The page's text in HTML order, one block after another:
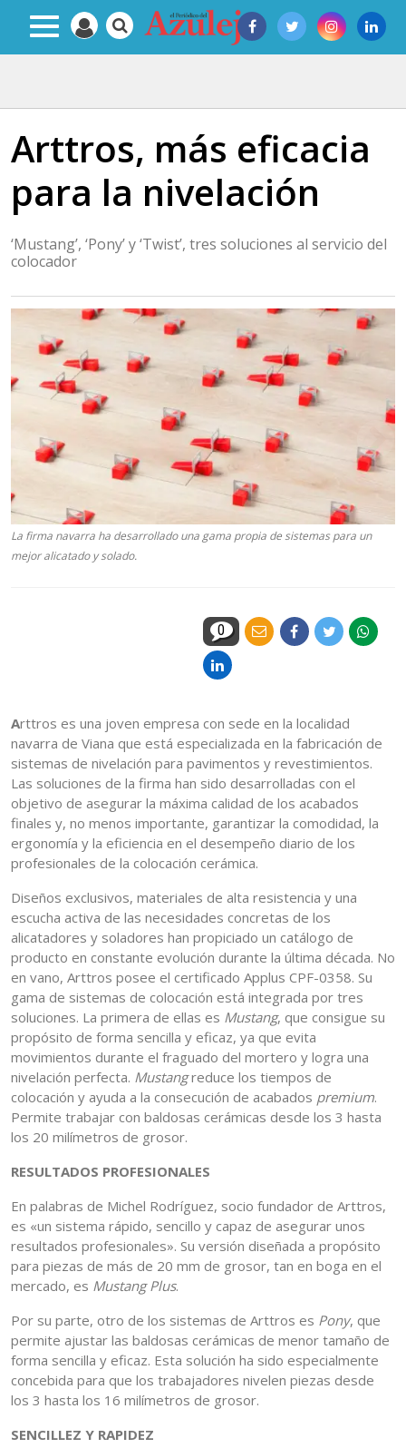
Arttros, más eficacia
para la nivelación
‘Mustang’, ‘Pony’ y ‘Twist’, tres soluciones al servicio del
colocador
La firma navarra ha desarrollado una gama propia de sistemas para un
mejor alicatado y solado.
0
Arttros es una joven empresa con sede en la localidad
navarra de Viana que está especializada en la fabricación de
sistemas de nivelación para pavimentos y revestimientos.
Las soluciones de la firma han sido desarrolladas con el
objetivo de asegurar la máxima calidad de los acabados
finales y, no menos importante, garantizar la comodidad, la
ergonomía y la eficiencia en el desempeño diario de los
profesionales de la colocación cerámica.
Diseños exclusivos, materiales de alta resistencia y una
escucha activa de las necesidades concretas de los
alicatadores y soladores han propiciado un catálogo de
producto en constante evolución durante la última década. No
en vano, Arttros posee el certificado Applus CPF-0358. Su
gama de sistemas de colocación está integrada por tres
soluciones. La primera de ellas es Mustang, que consigue su
propósito de forma sencilla y eficaz, ya que evita
movimientos durante el fraguado del mortero y logra una
nivelación perfecta. Mustangreduce los tiempos de
colocación y ayuda a la consecución de acabados premium.
Permite trabajar con baldosas cerámicas desde los 3 hasta
los 20 milímetros de grosor.
RESULTADOS PROFESIONALES
En palabras de Michel Rodríguez, socio fundador de Arttros,
es «un sistema rápido, sencillo y capaz de asegurar unos
resultados profesionales». Su versión diseñada a propósito
para piezas de más de 20 mm de grosor, tan en boga en el
mercado, es Mustang Plus.
Por su parte, otro de los sistemas de Arttros es Pony, que
permite ajustar las baldosas cerámicas de menor tamaño de
forma sencilla y eficaz. Esta solución ha sido especialmente
concebida para que los trabajadores nivelen piezas desde
los 3 hasta los 16 milímetros de grosor.
SENCILLEZ Y RAPIDEZ